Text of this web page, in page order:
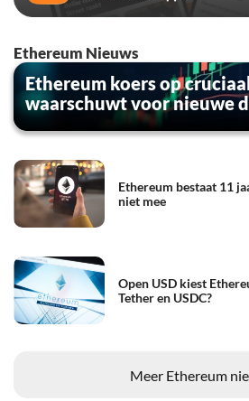
Ethereum Nieuws
Ethereum koers op
waarschuwt voor nieuwe
Ethereum bestaat 11
niet mee
Open USD kiest
Tether en USDC?
Meer Ethereum